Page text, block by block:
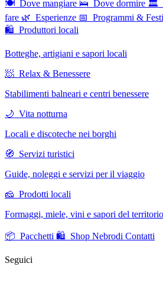
🍽 Dove mangiare 🛌 Dove dormire 🏛
fare 🌿 Esperienze 📅 Programmi &
🛍 Produttori locali
Botteghe, artigiani e sapori locali
🧖 Relax & Benessere
Stabilimenti balneari e centri benessere
🌙 Vita notturna
Locali e discoteche nei borghi
🧭 Servizi turistici
Guide, noleggi e servizi per il viaggio
🧀 Prodotti locali
Formaggi, miele, vini e sapori del territorio
📦 Pacchetti 🛍️ Shop Nebrodi Contatti
Seguici